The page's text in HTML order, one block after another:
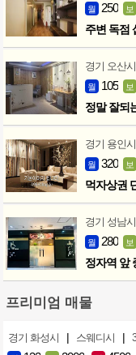
월 250 보
주변 독점
경기 오산시
월 105 보
정말 잘되
경기 용인시
월 320 보
먹자상권
경기 성남시
월 280 보
정자역 앞
프리미엄 매물
경기 화성시 | 스웨디시 |